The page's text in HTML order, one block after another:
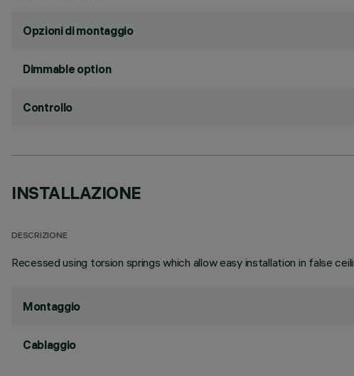
Opzioni di montaggio
Dimmable option
Controllo
INSTALLAZIONE
DESCRIZIONE
Recessed using torsion springs which allow easy installation in false
Montaggio
Cablaggio